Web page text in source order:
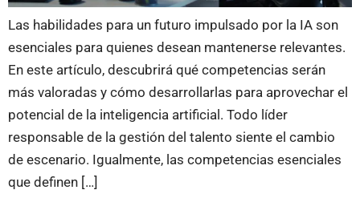
Las habilidades para un futuro impulsado por la IA son
esenciales para quienes desean mantenerse relevantes.
En este artículo, descubrirá qué competencias serán
más valoradas y cómo desarrollarlas para aprovechar el
potencial de la inteligencia artificial. Todo líder
responsable de la gestión del talento siente el cambio
de escenario. Igualmente, las competencias esenciales
que definen […]